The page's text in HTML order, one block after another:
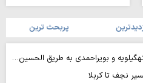
پربحث ترین
نجف تا کربلا